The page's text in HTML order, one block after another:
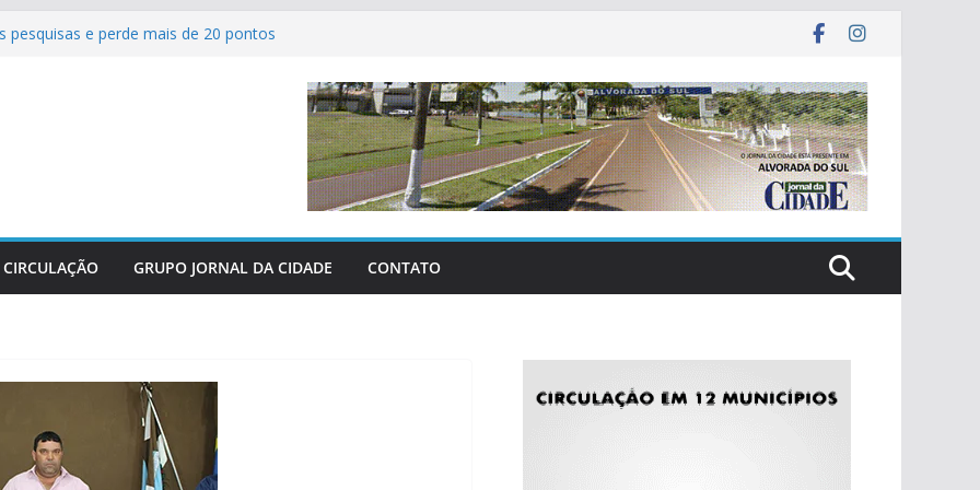
pesquisas e perde mais de 20 pontos
revolucionam atendimento aos
Oeste
as últimas três grandes guerras
Federação e reafirma apoio total
CIRCULAÇÃO GRUPO JORNAL DA CIDADE CONTATO